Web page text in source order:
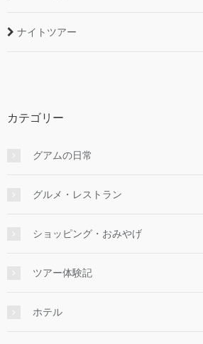
ナイトツアー
カテゴリー
グアムの日常
グルメ・レストラン
ショッピング・おみやげ
ツアー体験記
ホテル